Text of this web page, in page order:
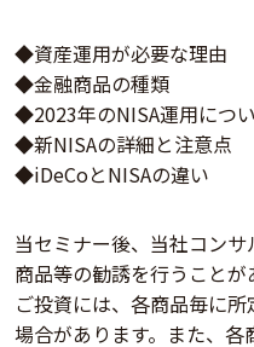
◆資産運用が必要な理由
◆金融商品の種類
◆2023年のNISA運用につ
◆新NISAの詳細と注意点
◆iDeCoとNISAの違い
当セミナー後、当社コンサ
商品等の勧誘を行うこと
ご投資には、各商品毎に
場合があります。また、